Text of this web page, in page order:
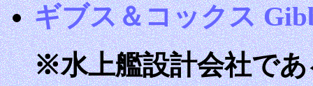
ギブス＆コックス
※水上艦設計会社で